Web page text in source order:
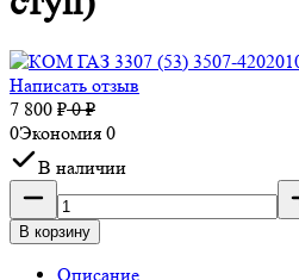
Написать отзыв
7 800 ₽0₽
0Экономия 0
В наличии
В корзину
Описание